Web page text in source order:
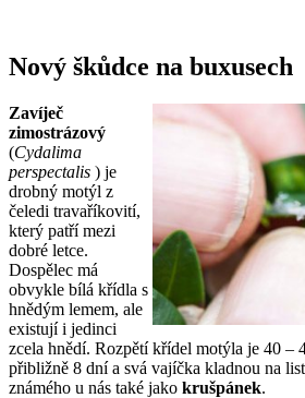
Nový škůdce na buxusech
Zavíječ
zimostrázový
(Cydalima
perspectalis ) je
drobný motýl z
čeledi travaříkovití,
který patří mezi
dobré letce.
Dospělec má
obvykle bílá křídla s
hnědým lemem, ale
existují i jedinci
zcela hnědí. Rozpětí křídel motýla je 40 –
přibližně 8 dní a svá vajíčka kladnou na
známého u nás také jako krušpánek.